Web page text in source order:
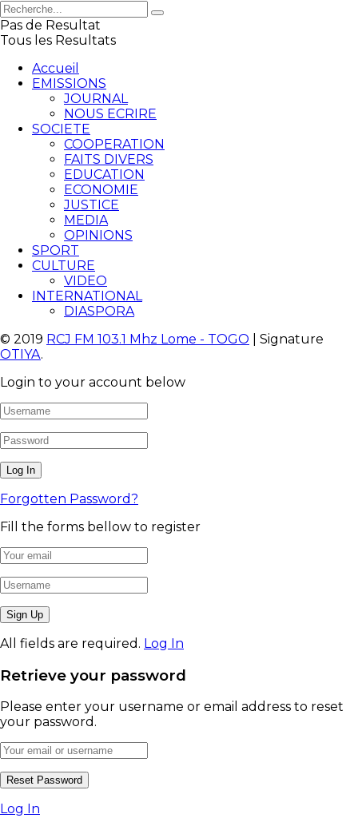
Pas de Resultat
Tous les Resultats
Accueil
EMISSIONS
JOURNAL
NOUS ECRIRE
SOCIETE
COOPERATION
FAITS DIVERS
EDUCATION
ECONOMIE
JUSTICE
MEDIA
OPINIONS
SPORT
CULTURE
VIDEO
INTERNATIONAL
DIASPORA
© 2019 RCJ FM 103.1 Mhz Lome - TOGO | Signature
OTIYA.
Login to your account below
Forgotten Password?
Fill the forms bellow to register
All fields are required. Log In
Retrieve your password
Please enter your username or email address to reset
your password.
Log In